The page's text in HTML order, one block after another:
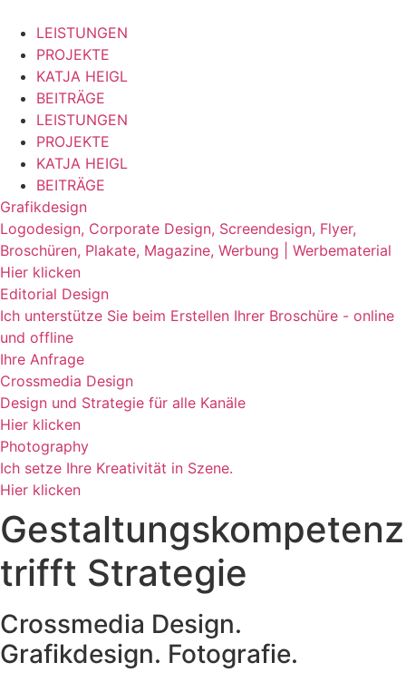
Inhalt
springen
LEISTUNGEN
PROJEKTE
KATJA HEIGL
BEITRÄGE
LEISTUNGEN
PROJEKTE
KATJA HEIGL
BEITRÄGE
Grafikdesign
Logodesign, Corporate Design, Screendesign, Flyer,
Broschüren, Plakate, Magazine, Werbung | Werbematerial
Hier klicken
Editorial Design
Ich unterstütze Sie beim Erstellen Ihrer Broschüre - online
und offline
Ihre Anfrage
Crossmedia Design
Design und Strategie für alle Kanäle
Hier klicken
Photography
Ich setze Ihre Kreativität in Szene.
Hier klicken
Gestaltungskompetenz
trifft Strategie
Crossmedia Design.
Grafikdesign. Fotografie.